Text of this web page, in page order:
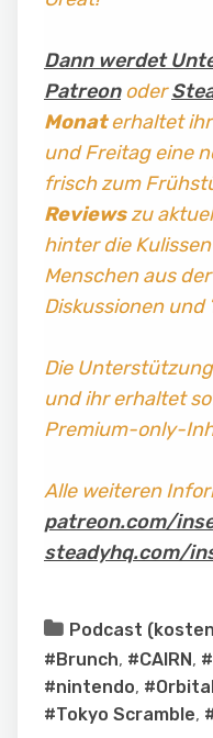
Dann werdet
Patreonoder
Monaterhaltet ihr
und Freitag eine
frisch zum
Reviewszu
hinter die
Menschen aus
Diskussionen und
Die
und ihr erhaltet
Premium-only-
Alle weiteren
patreon.com/
steadyhq.com/
Podcast
#Brunch, #CAIRN,
#nintendo,
#Tokyo Scramble,